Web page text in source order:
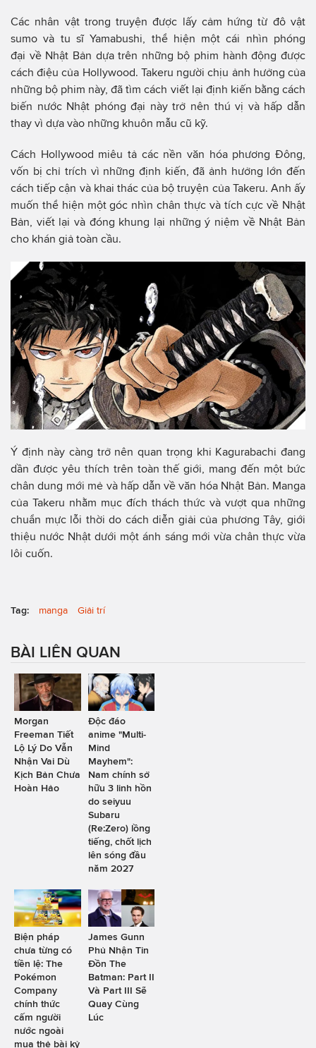
Các nhân vật trong truyện được lấy cảm hứng từ đô vật
sumo và tu sĩ Yamabushi, thể hiện một cái nhìn phóng
đại về Nhật Bản dựa trên những bộ phim hành động được
cách điệu của Hollywood. Takeru người chịu ảnh hưởng của
những bộ phim này, đã tìm cách viết lại định kiến bằng cách
biến nước Nhật phóng đại này trở nên thú vị và hấp dẫn
thay vì dựa vào những khuôn mẫu cũ kỹ.
Cách Hollywood miêu tả các nền văn hóa phương Đông,
vốn bị chỉ trích vì những định kiến, đã ảnh hưởng lớn đến
cách tiếp cận và khai thác của bộ truyện của Takeru. Anh ấy
muốn thể hiện một góc nhìn chân thực và tích cực về Nhật
Bản, viết lại và đóng khung lại những ý niệm về Nhật Bản
cho khán giả toàn cầu.
Ý định này càng trở nên quan trọng khi Kagurabachi đang
dần được yêu thích trên toàn thế giới, mang đến một bức
chân dung mới mẻ và hấp dẫn về văn hóa Nhật Bản. Manga
của Takeru nhằm mục đích thách thức và vượt qua những
chuẩn mực lỗi thời do cách diễn giải của phương Tây, giới
thiệu nước Nhật dưới một ánh sáng mới vừa chân thực vừa
lôi cuốn.
Tag: manga Giải trí
BÀI LIÊN QUAN
Morgan
Freeman Tiết
Lộ Lý Do Vẫn
Nhận Vai Dù
Kịch Bản Chưa
Hoàn Hảo
Độc đáo
anime "Multi-
Mind
Mayhem":
Nam chính sở
hữu 3 linh hồn
do seiyuu
Subaru
(Re:Zero) lồng
tiếng, chốt lịch
lên sóng đầu
năm 2027
Biện pháp
chưa từng có
tiền lệ: The
Pokémon
Company
chính thức
cấm người
nước ngoài
mua thẻ bài kỷ
James Gunn
Phủ Nhận Tin
Đồn The
Batman: Part II
Và Part III Sẽ
Quay Cùng
Lúc